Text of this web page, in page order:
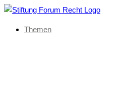
Themen